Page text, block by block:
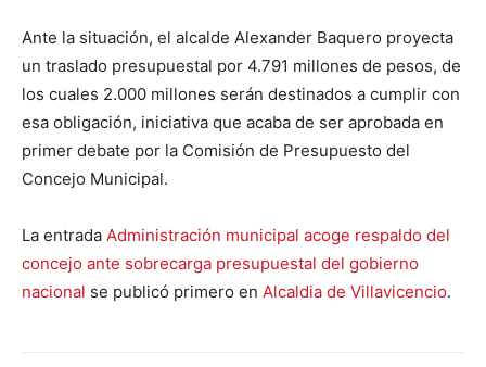
Ante la situación, el alcalde Alexander Baquero proyecta
un traslado presupuestal por 4.791 millones de pesos, de
los cuales 2.000 millones serán destinados a cumplir con
esa obligación, iniciativa que acaba de ser aprobada en
primer debate por la Comisión de Presupuesto del
Concejo Municipal.
La entrada Administración municipal acoge respaldo del
concejo ante sobrecarga presupuestal del gobierno
nacional se publicó primero en Alcaldia de Villavicencio.